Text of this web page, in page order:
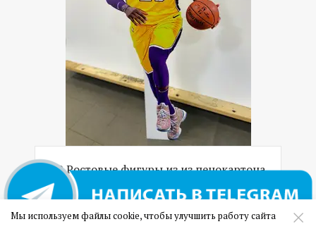
09 Ростовые фигуры из из пенокартона
(сэндвич панель)
Мы используем файлы cookie, чтобы улучшить работу сайта